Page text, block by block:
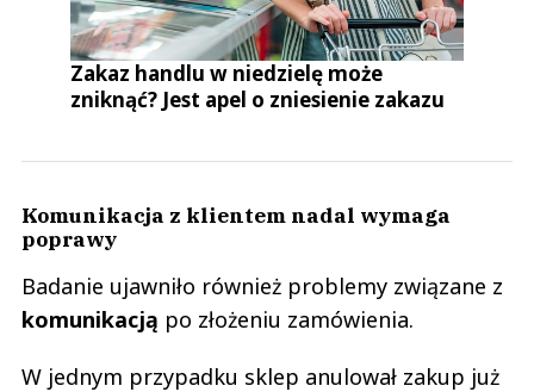
Zakaz handlu w niedzielę może
zniknąć? Jest apel o zniesienie zakazu
Komunikacja z klientem nadal wymaga
poprawy
Badanie ujawniło również problemy związane z
komunikacją po złożeniu zamówienia.
W jednym przypadku sklep anulował zakup już